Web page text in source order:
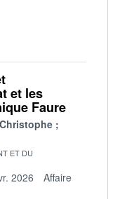
et les
Faure
ET DU
2026
Affaire